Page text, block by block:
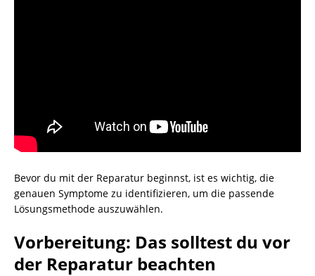
Bevor du mit der Reparatur beginnst, ist es wichtig, die
genauen Symptome zu identifizieren, um die passende
Lösungsmethode auszuwählen.
Vorbereitung: Das solltest du vor
der Reparatur beachten